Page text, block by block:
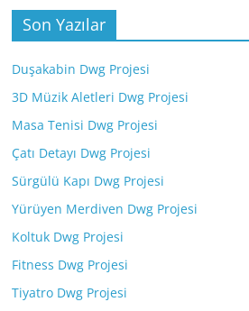
Son Yazılar
Duşakabin Dwg Projesi
3D Müzik Aletleri Dwg Projesi
Masa Tenisi Dwg Projesi
Çatı Detayı Dwg Projesi
Sürgülü Kapı Dwg Projesi
Yürüyen Merdiven Dwg Projesi
Koltuk Dwg Projesi
Fitness Dwg Projesi
Tiyatro Dwg Projesi